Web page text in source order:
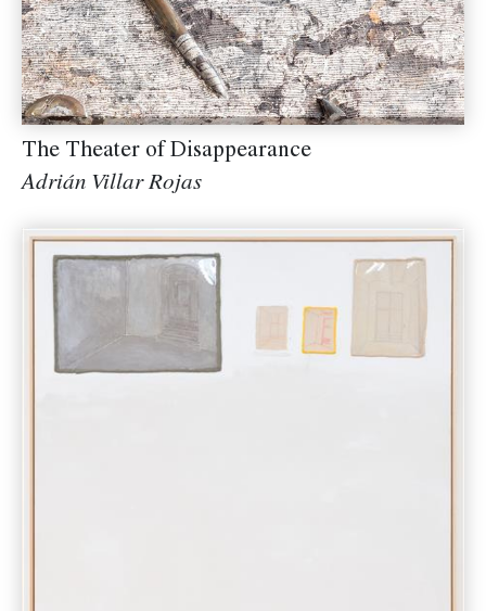
The Theater of Disappearance
Adrián Villar Rojas